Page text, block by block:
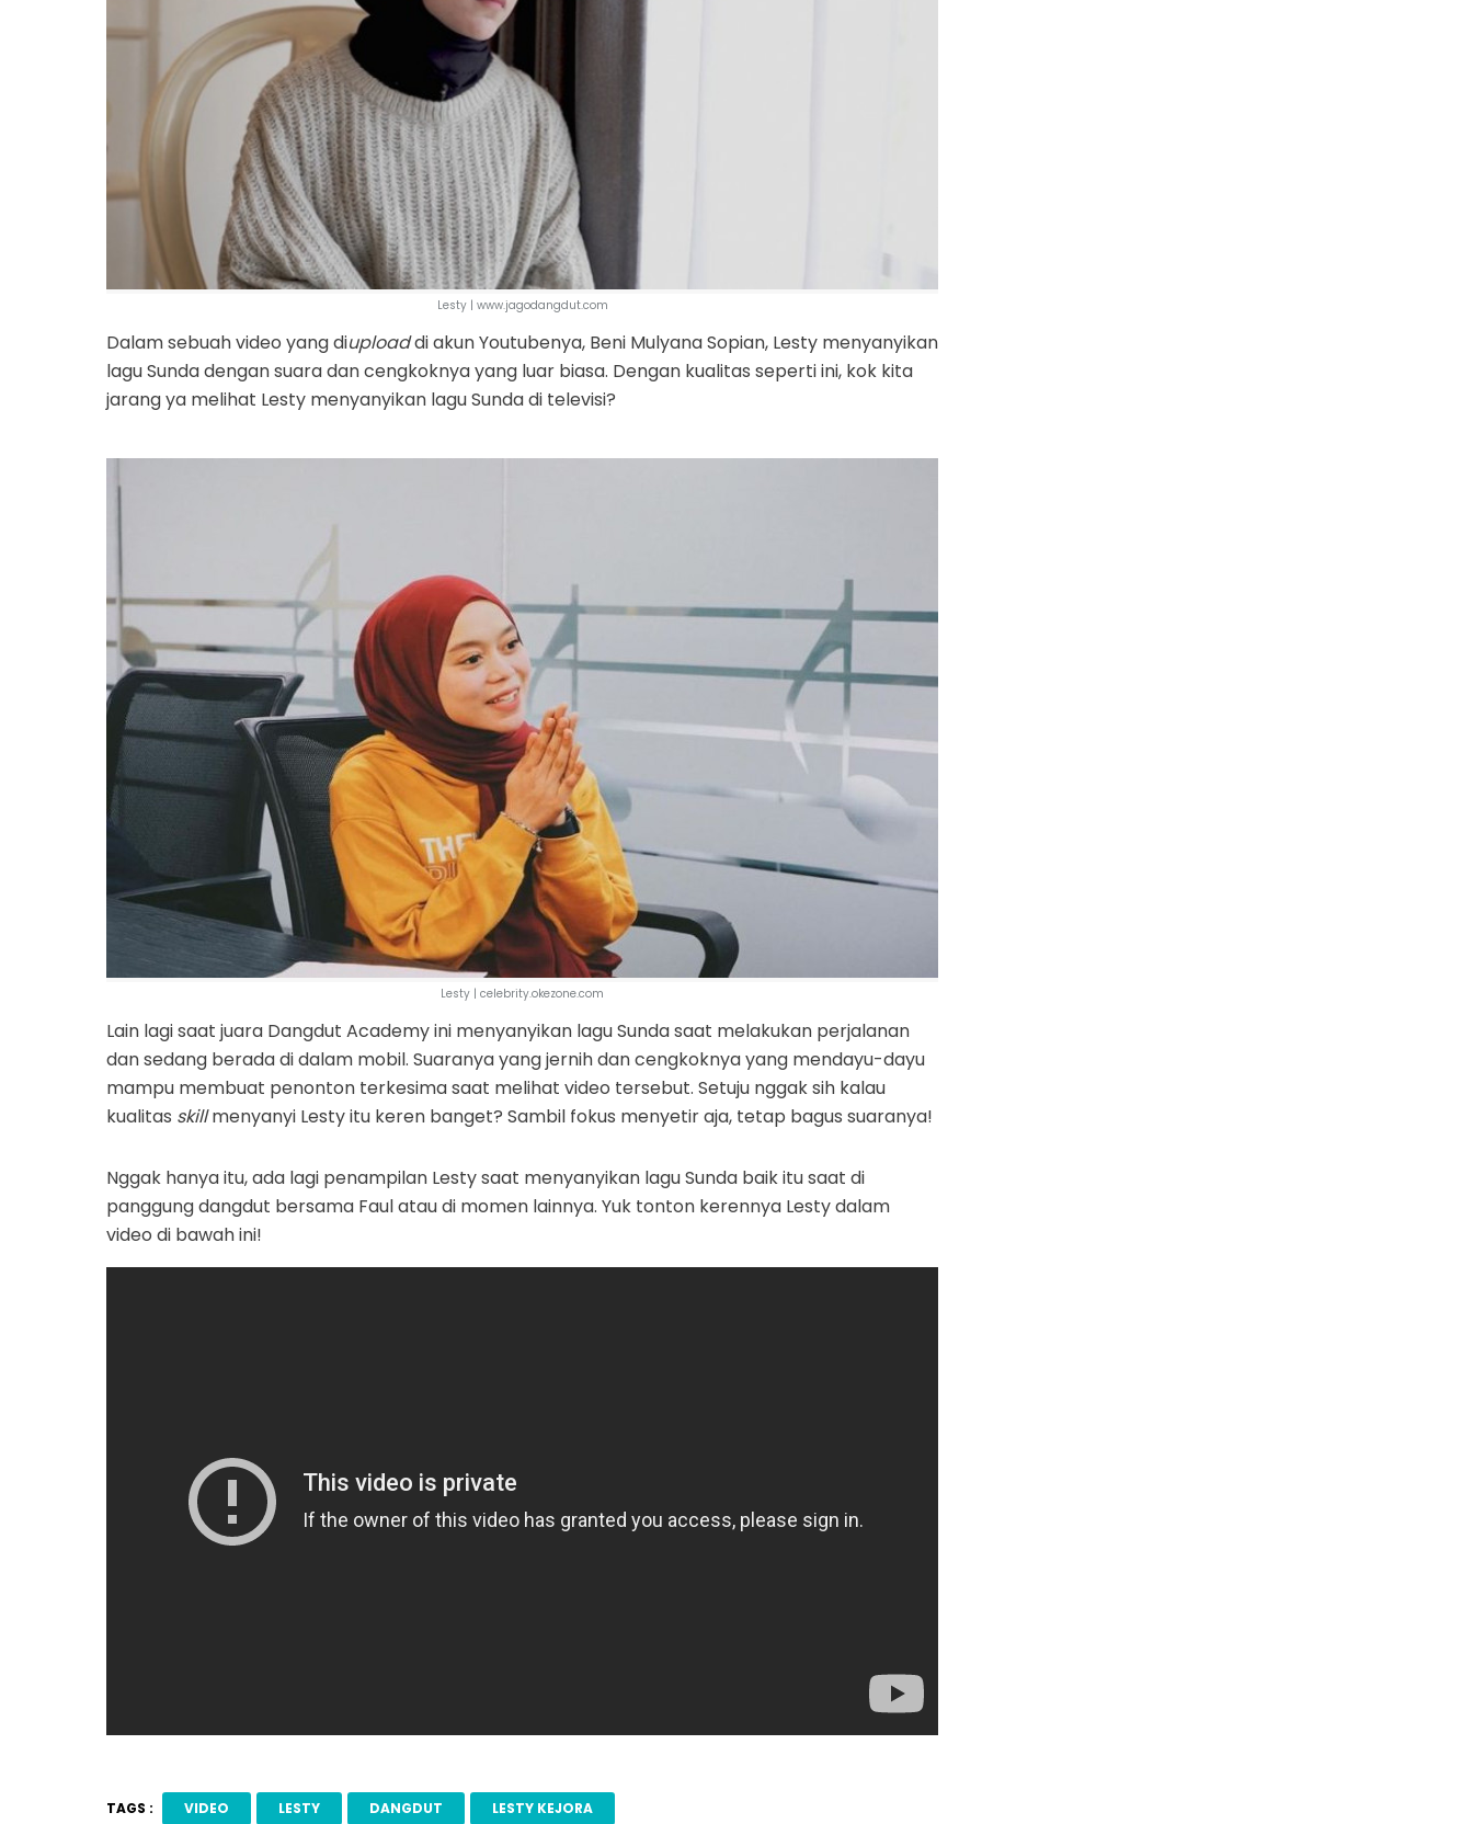
Lesty | www.jagodangdut.com
Dalam sebuah video yang diuploaddi akun Youtubenya, Beni Mulyana Sopian, Lesty menyanyikan
lagu Sunda dengan suara dan cengkoknya yang luar biasa. Dengan kualitas seperti ini, kok kita
jarang ya melihat Lesty menyanyikan lagu Sunda di televisi?
Lesty | celebrity.okezone.com
Lain lagi saat juara Dangdut Academy ini menyanyikan lagu Sunda saat melakukan perjalanan
dan sedang berada di dalam mobil. Suaranya yang jernih dan cengkoknya yang mendayu-dayu
mampu membuat penonton terkesima saat melihat video tersebut. Setuju nggak sih kalau
kualitas skillmenyanyi Lesty itu keren banget? Sambil fokus menyetir aja, tetap bagus suaranya!
Nggak hanya itu, ada lagi penampilan Lesty saat menyanyikan lagu Sunda baik itu saat di
panggung dangdut bersama Faul atau di momen lainnya. Yuk tonton kerennya Lesty dalam
video di bawah ini!
TAGS : VIDEO LESTY DANGDUT LESTY KEJORA